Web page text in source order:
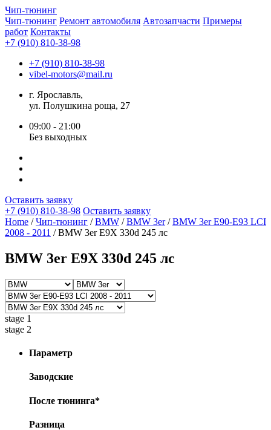
Чип-тюнинг
Чип-тюнинг Ремонт автомобиля Автозапчасти Примеры
работ Контакты
+7 (910) 810-38-98
+7 (910) 810-38-98
vibel-motors@mail.ru
г. Ярославль,
ул. Полушкина роща, 27
09:00 - 21:00
Без выходных
Оставить заявку
+7 (910) 810-38-98 Оставить заявку
Home /Чип-тюнинг /BMW /BMW 3er/BMW 3er E90-E93 LCI
2008 - 2011 / BMW 3er E9X 330d 245 лс
BMW 3er E9X 330d 245 лс
stage 1
stage 2
Параметр
Заводские
После тюнинга*
Разница